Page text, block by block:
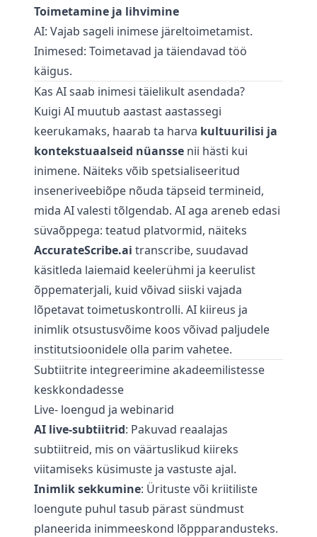
Toimetamine ja lihvimine
AI: Vajab sageli inimese järeltoimetamist.
Inimesed: Toimetavad ja täiendavad töö
käigus.
Kas AI saab inimesi täielikult asendada?
Kuigi AI muutub aastast aastassegi
keerukamaks, haarab ta harva kultuurilisi ja
kontekstuaalseid nüansse nii hästi kui
inimene. Näiteks võib spetsialiseeritud
inseneriveebiõpe nõuda täpseid termineid,
mida AI valesti tõlgendab. AI aga areneb edasi
süvaõppega: teatud platvormid, näiteks
AccurateScribe.ai transcribe, suudavad
käsitleda laiemaid keelerühmi ja keerulist
õppematerjali, kuid võivad siiski vajada
lõpetavat toimetuskontrolli. AI kiireus ja
inimlik otsustusvõime koos võivad paljudele
institutsioonidele olla parim vahetee.
Subtiitrite integreerimine akadeemilistesse
keskkondadesse
Live- loengud ja webinarid
AI live-subtiitrid: Pakuvad reaalajas
subtiitreid, mis on väärtuslikud kiireks
viitamiseks küsimuste ja vastuste ajal.
Inimlik sekkumine: Ürituste või kriitiliste
loengute puhul tasub pärast sündmust
planeerida inimmeeskond lõppparandusteks.